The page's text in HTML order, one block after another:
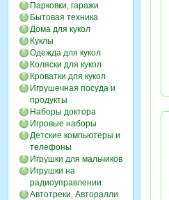
Парковки, гаражи
Бытовая техника
Дома для кукол
Куклы
Одежда для кукол
Коляски для кукол
Кроватки для кукол
Игрушечная посуда и
продукты
Наборы доктора
Игровые наборы
Детские компьютеры и
телефоны
Игрушки для мальчиков
Игрушки на
радиоуправлении
Автотреки, Авторалли